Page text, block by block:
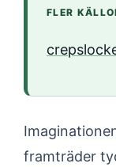
FLER
framträder